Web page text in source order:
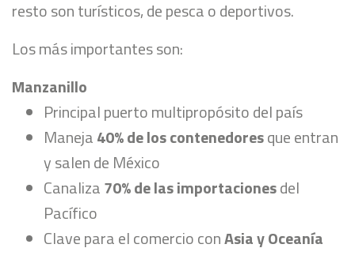
resto son turísticos, de pesca o deportivos.
Los más importantes son:
Manzanillo
Principal puerto multipropósito del país
Maneja40% de los contenedoresque entran
y salen de México
Canaliza70% de las importacionesdel
Pacífico
Clave para el comercio conAsia y Oceanía